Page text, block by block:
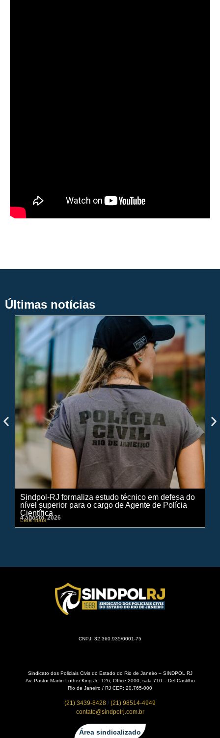
Últimas notícias
Sindpol-RJ formaliza estudo técnico em defesa do
nível superior para o cargo de Agente de Polícia
Científica
Leia mais
4 agosto, 2026
CNPJ: 32.360.935/0001-75
Sindicato dos Policiais Civis do Estado do Rio de Janeiro – SINDPOL RJ
Av. Pastor Martin Luther King Jr., 126, Office 2000, sala 710 – Del Castilho
Rio de Janeiro / RJ CEP: 20.765-000
(21) 3439-8428 / (21) 98514-4949
contato@sindpolrj.com.br
Área sindicalizado